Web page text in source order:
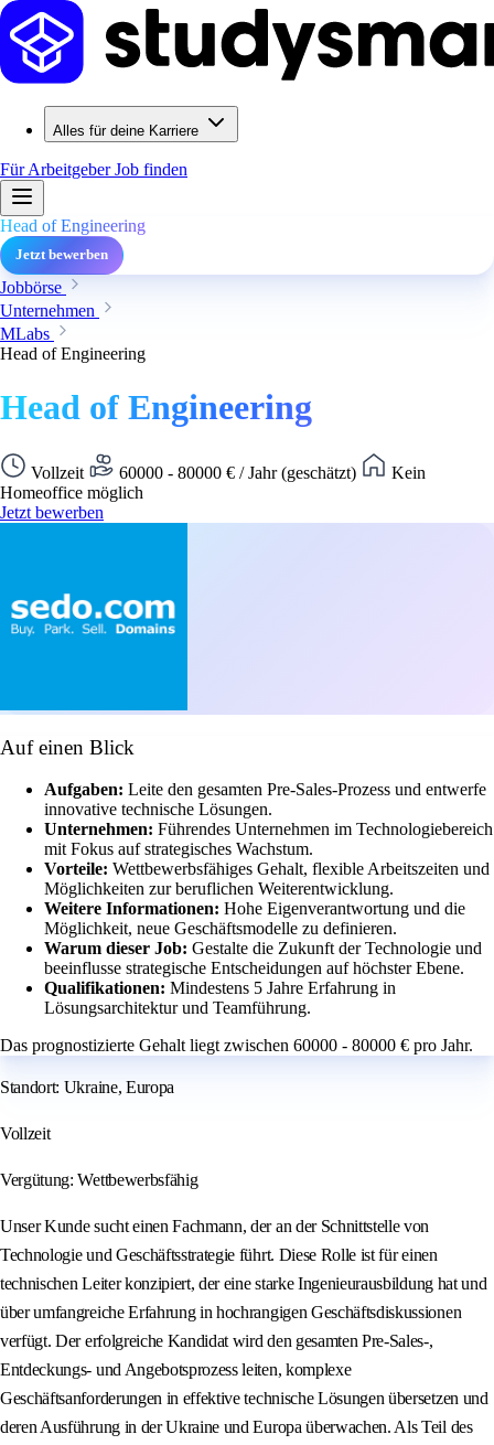
Alles für deine Karriere
Für ArbeitgeberJob finden
Head of Engineering
Jetzt bewerben
Jobbörse
Unternehmen
MLabs
Head of Engineering
Head of Engineering
Vollzeit 60000 - 80000 € / Jahr (geschätzt)
Kein
Homeoffice möglich
Jetzt bewerben
Auf einen Blick
Aufgaben: Leite den gesamten Pre-Sales-Prozess und entwerfe
innovative technische Lösungen.
Unternehmen: Führendes Unternehmen im Technologiebereich
mit Fokus auf strategisches Wachstum.
Vorteile: Wettbewerbsfähiges Gehalt, flexible Arbeitszeiten und
Möglichkeiten zur beruflichen Weiterentwicklung.
Weitere Informationen: Hohe Eigenverantwortung und die
Möglichkeit, neue Geschäftsmodelle zu definieren.
Warum dieser Job: Gestalte die Zukunft der Technologie und
beeinflusse strategische Entscheidungen auf höchster Ebene.
Qualifikationen: Mindestens 5 Jahre Erfahrung in
Lösungsarchitektur und Teamführung.
Das prognostizierte Gehalt liegt zwischen 60000 - 80000 € pro Jahr.
Standort: Ukraine, Europa
Vollzeit
Vergütung: Wettbewerbsfähig
Unser Kunde sucht einen Fachmann, der an der Schnittstelle von
Technologie und Geschäftsstrategie führt. Diese Rolle ist für einen
technischen Leiter konzipiert, der eine starke Ingenieurausbildung hat und
über umfangreiche Erfahrung in hochrangigen Geschäftsdiskussionen
verfügt. Der erfolgreiche Kandidat wird den gesamten Pre-Sales-,
Entdeckungs- und Angebotsprozess leiten, komplexe
Geschäftsanforderungen in effektive technische Lösungen übersetzen und
deren Ausführung in der Ukraine und Europa überwachen. Als Teil des